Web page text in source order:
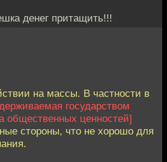
денег притащить!!!
на массы. В частности в
государством
общественных ценностей]
стороны, что не хорошо для